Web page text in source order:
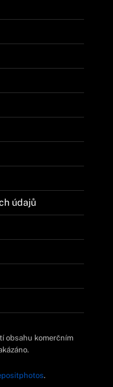
údajů
obsahu komerčním
.